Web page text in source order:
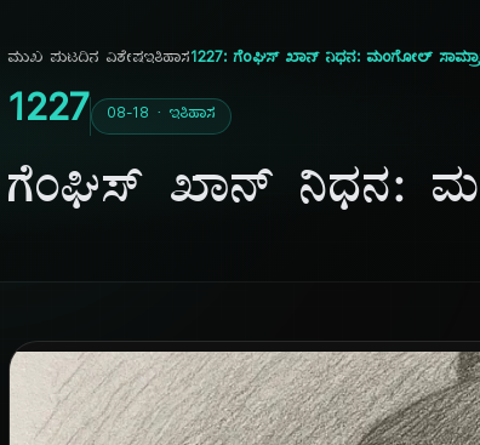
ಮುಖ ಪುಟದಿನ ವಿಶೇಷಇತಿಹಾಸ1227: ಗೆಂಘಿಸ್ ಖಾನ್ ನಿಧನ: ಮಂಗೋಲ್
1227 08-18 · ಇತಿಹಾಸ
ಗೆಂಘಿಸ್ ಖಾನ್ ನಿಧನ: